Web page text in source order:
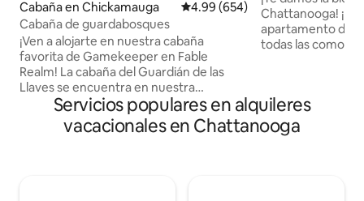
Cabaña en Chickamauga Calificación promedio: 4.99 de
4.99 (654)
Cabaña de guardabosques
¡Ven a alojarte en nuestra cabaña
favorita de Gamekeeper en Fable
Realm! La cabaña del Guardián de las
Llaves se encuentra en nuestra
ubicación privada de 40 acres. Pon a
prueba tu habilidad en la búsqueda del
tesoro, relájate junto a un fuego exterior
Chattanooga!
apartamento de
todas las
descanso,
espacio de
completa con
Servicios populares en alquileres
vacacionales en Chattanooga